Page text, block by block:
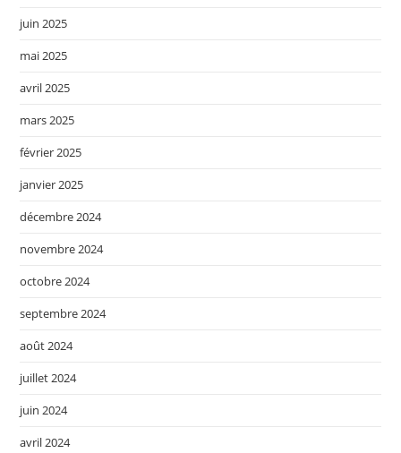
juin 2025
mai 2025
avril 2025
mars 2025
février 2025
janvier 2025
décembre 2024
novembre 2024
octobre 2024
septembre 2024
août 2024
juillet 2024
juin 2024
avril 2024